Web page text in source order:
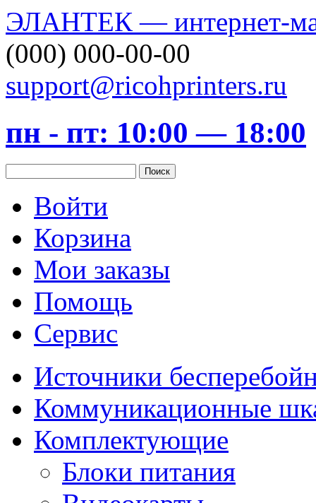
ЭЛАНТЕК — интернет-
(000) 000-00-00
support@ricohprinters.ru
пн - пт: 10:00 — 18:00
Войти
Корзина
Мои заказы
Помощь
Сервис
Источники
Коммуникационные
Комплектующие
Блоки питания